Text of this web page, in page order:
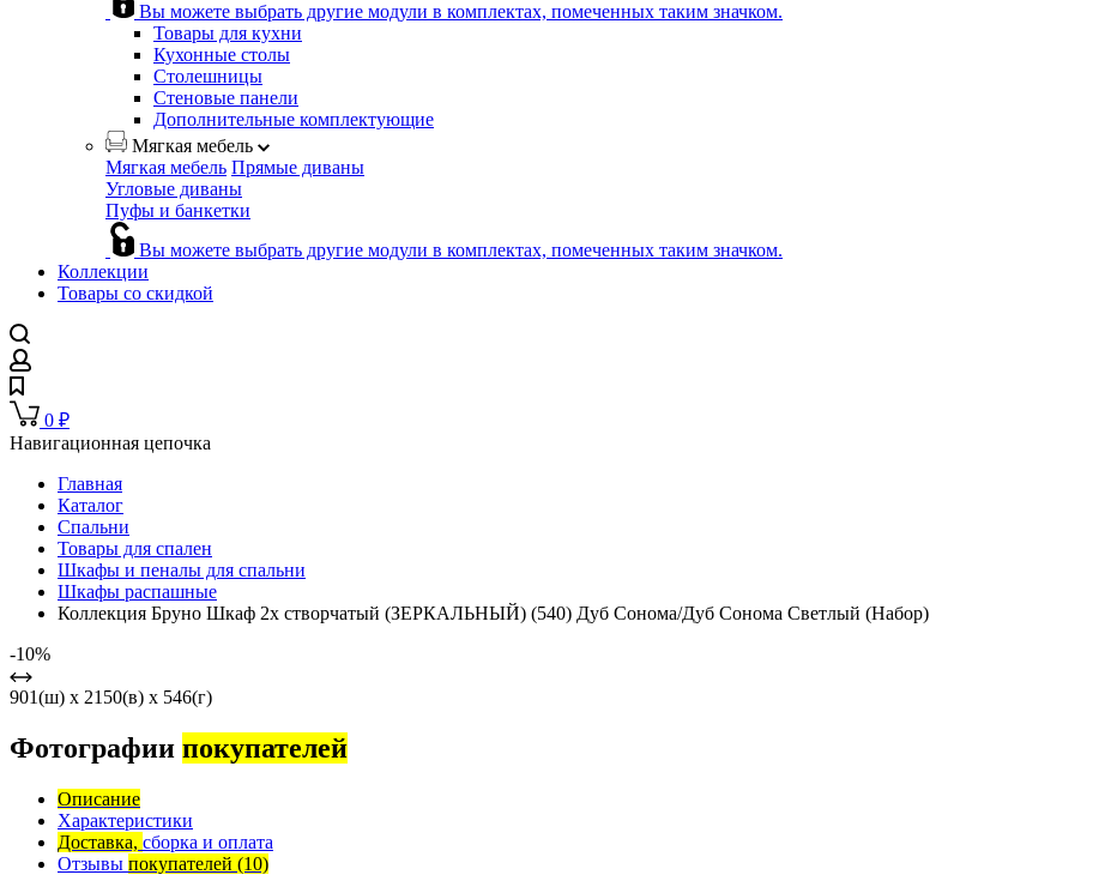
Вы можете выбрать другие модули в комплектах, помеченных таким значком.
Товары для кухни
Кухонные столы
Столешницы
Стеновые панели
Дополнительные комплектующие
Мягкая мебель
Мягкая мебель Прямые диваны
Угловые диваны
Пуфы и банкетки
Вы можете выбрать другие модули в комплектах, помеченных таким значком.
Коллекции
Товары со скидкой
0 ₽
Навигационная цепочка
Главная
Каталог
Спальни
Товары для спален
Шкафы и пеналы для спальни
Шкафы распашные
Коллекция Бруно Шкаф 2х створчатый (ЗЕРКАЛЬНЫЙ) (540) Дуб Сонома/Дуб Сонома Светлый (Набор)
-10%
901(ш) x 2150(в) x 546(г)
Фотографии покупателей
Описание
Характеристики
Доставка, сборка и оплата
Отзывы покупателей (10)